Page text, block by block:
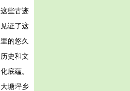
这些古迹
见证了这
里的悠久
历史和文
化底蕴。
大塘坪乡